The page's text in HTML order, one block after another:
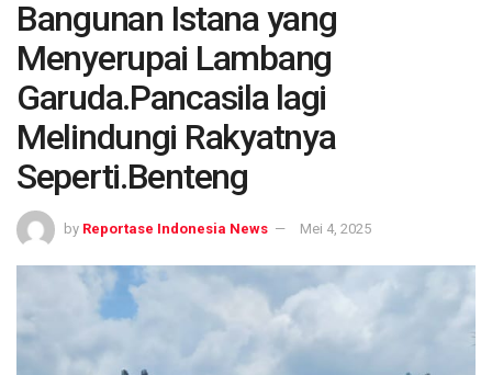
Bangunan Istana yang
Menyerupai Lambang
Garuda.Pancasila lagi
Melindungi Rakyatnya
Seperti.Benteng
by Reportase Indonesia News Mei 4, 2025